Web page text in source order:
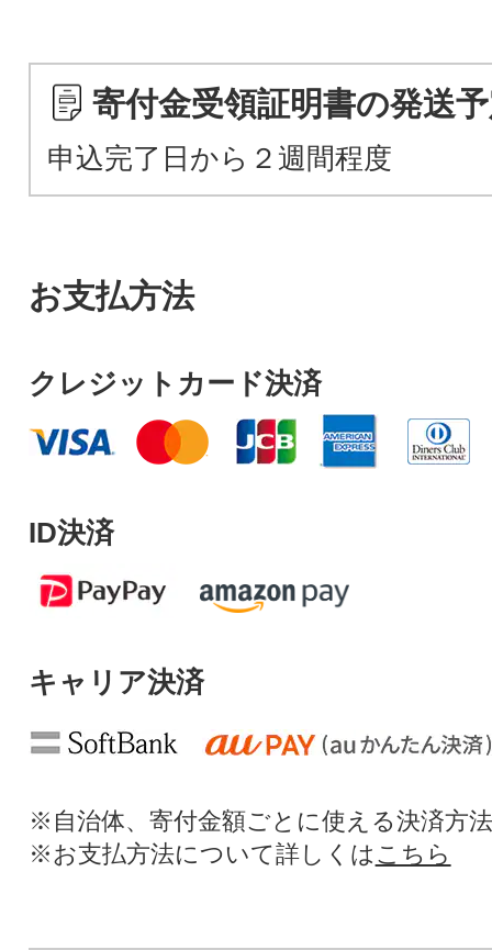
寄付金受領証明書の発送
申込完了日から２週間程度
お支払方法
クレジットカード決済
ID決済
キャリア決済
※自治体、寄付金額ごとに使える決済方
※お支払方法について詳しくは こちら